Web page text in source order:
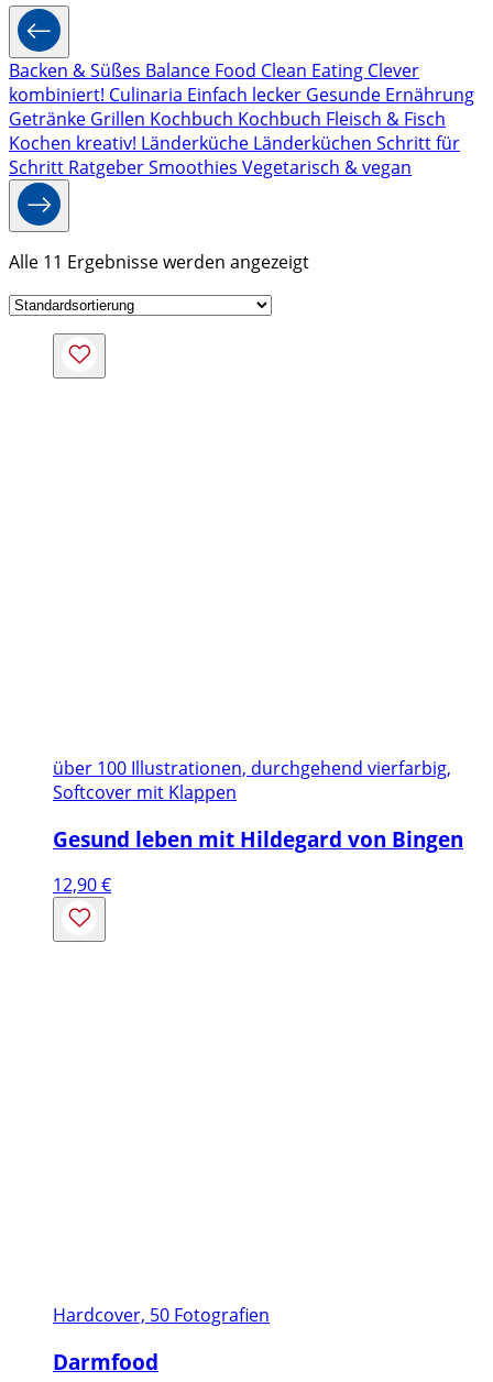
Backen & Süßes Balance Food Clean Eating Clever
kombiniert! Culinaria Einfach lecker Gesunde Ernährung
Getränke Grillen Kochbuch Kochbuch Fleisch & Fisch
Kochen kreativ! Länderküche Länderküchen Schritt für
Schritt RatgeberSmoothies Vegetarisch & vegan
Alle 11 Ergebnisse werden angezeigt
über 100 Illustrationen, durchgehend vierfarbig,
Softcover mit Klappen
Gesund leben mit Hildegard von Bingen
12,90€
Hardcover, 50 Fotografien
Darmfood